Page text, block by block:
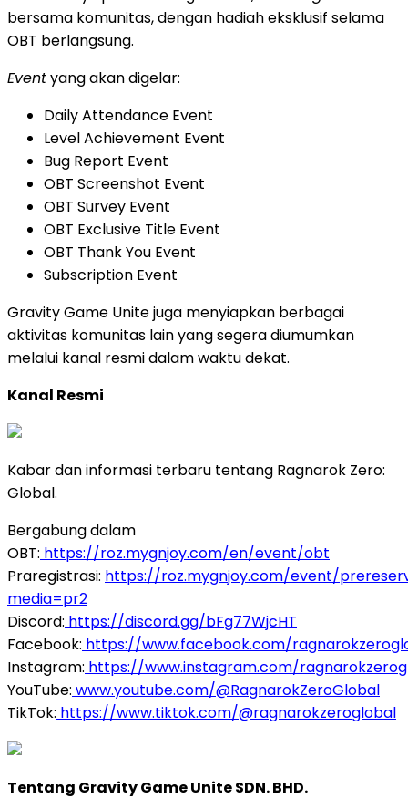
bersama komunitas, dengan hadiah eksklusif selama
OBT berlangsung.
Eventyang akan digelar:
Daily Attendance Event
Level Achievement Event
Bug Report Event
OBT Screenshot Event
OBT Survey Event
OBT Exclusive Title Event
OBT Thank You Event
Subscription Event
Gravity Game Unite juga menyiapkan berbagai
aktivitas komunitas lain yang segera diumumkan
melalui kanal resmi dalam waktu dekat.
Kanal Resmi
Kabar dan informasi terbaru tentang Ragnarok Zero:
Global.
Bergabung dalam
OBT: https://roz.mygnjoy.com/en/event/obt
Praregistrasi: https://roz.mygnjoy.com/event/
media=pr2
Discord: https://discord.gg/bFg77WjcHT
Facebook: https://www.facebook.com/
Instagram: https://www.instagram.com/
YouTube: www.youtube.com/@RagnarokZeroGlobal
TikTok: https://www.tiktok.com/@ragnarokzeroglobal
Tentang Gravity Game Unite SDN. BHD.